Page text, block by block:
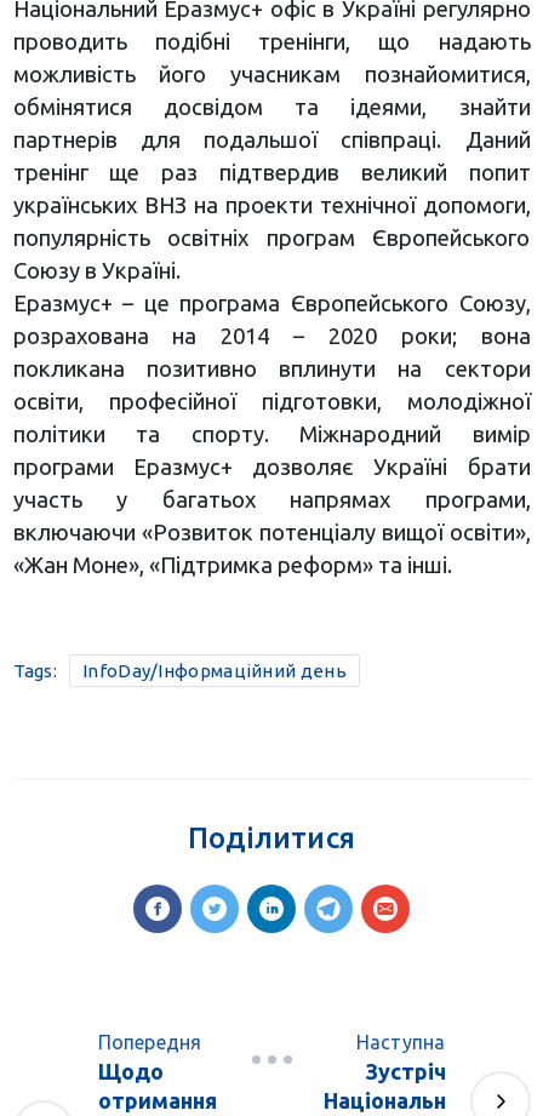
Національний Еразмус+ офіс в Україні регулярно
проводить подібні тренінги, що надають
можливість його учасникам познайомитися,
обмінятися досвідом та ідеями, знайти
партнерів для подальшої співпраці. Даний
тренінг ще раз підтвердив великий попит
українських ВНЗ на проекти технічної допомоги,
популярність освітніх програм Європейського
Союзу в Україні.
Еразмус+ – це програма Європейського Союзу,
розрахована на 2014 – 2020 роки; вона
покликана позитивно вплинути на сектори
освіти, професійної підготовки, молодіжної
політики та спорту. Міжнародний вимір
програми Еразмус+ дозволяє Україні брати
участь у багатьох напрямах програми,
включаючи «Розвиток потенціалу вищої освіти»,
«Жан Моне», «Підтримка реформ» та інші.
Tags: InfoDay/Інформаційний день
Поділитися
Попередня
Щодо
отримання
Наступна
Зустріч
Національн